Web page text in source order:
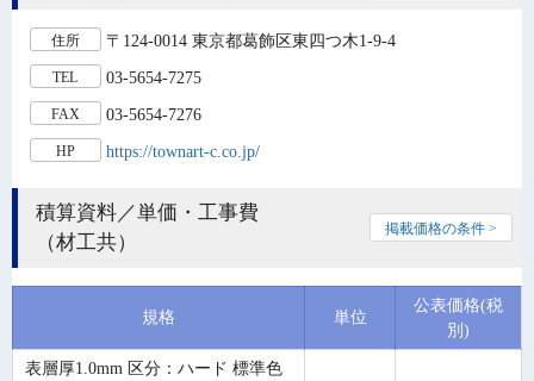
住所 〒124-0014 東京都葛飾区東四つ木1-9-4
TEL 03-5654-7275
FAX 03-5654-7276
HP https://townart-c.co.jp/
積算資料／単価・工事費
（材工共）
掲載価格の条件 >
規格 単位
公表価格(税
別)
表層厚1.0mm 区分：ハード 標準色